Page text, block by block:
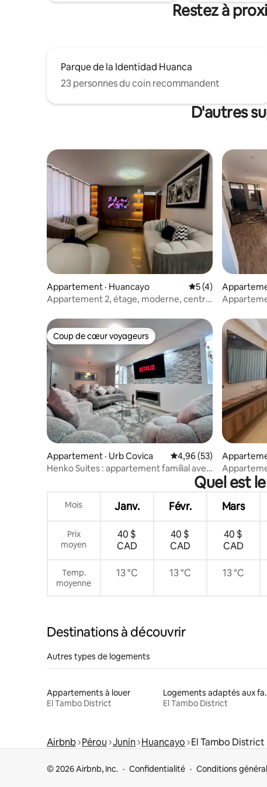
Restez à
Parque de la Identidad Huanca
23 personnes du coin recommandent
D'autres
Appartement · Huancayo Note moyenne de
5 (4)
Appartement 2, étage, moderne, central
Coup de cœur voyageurs
Coup de cœur voyageurs
Appartement · Urb Covica Note moyenne de 4,96
4,96 (53)
Henko Suites : appartement familial avec
Palma
Quel est
Mois Janv. Févr. Mars
Prix
moyen
40 $
CAD
40 $
CAD
40 $
CAD
Temp.
moyenne
13 °C 13 °C 13 °C
Destinations à découvrir
Autres types de logements
Appartements à louer
El Tambo District
El Tambo District
Airbnb Pérou Junín Huancayo El Tambo District
© 2026 Airbnb, Inc. Confidentialité Conditions